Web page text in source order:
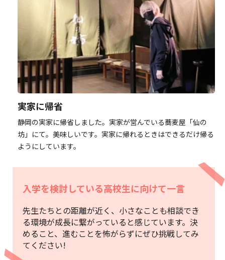
実家に帰省
静岡の実家に帰省しました。実家が営んでいる蕎麦屋「仙の
坊」にて。美味しいです。実家に帰れるときはできるだけ帰る
ようにしています。
入学を検討している高校生に向けて一言
先生たちとの距離が近く、小さなことも相談でき
る環境が成長に繋がっていると感じています。決
めること、進むことを怖がらずにぜひ挑戦してみ
てください!